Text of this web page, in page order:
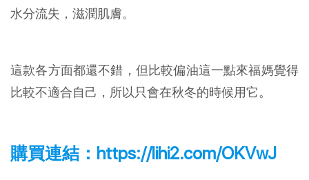
水分流失，滋潤肌膚。
這款各方面都還不錯，但比較偏油這一點來福媽覺得
比較不適合自己，所以只會在秋冬的時候用它。
購買連結： https://lihi2.com/OKVwJ